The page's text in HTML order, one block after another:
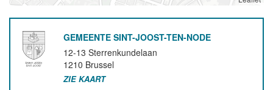
GEMEENTE SINT-JOOST-TEN-NODE
12-13 Sterrenkundelaan
1210 Brussel
ZIE KAART